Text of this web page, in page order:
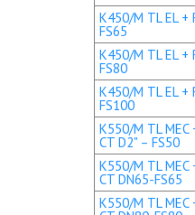
K450/M TL EL +
FS65
K450/M TL EL +
FS80
K450/M TL EL +
FS100
K550/M TL MEC
CT D2" – FS50
K550/M TL MEC
CT DN65-FS65
K550/M TL MEC